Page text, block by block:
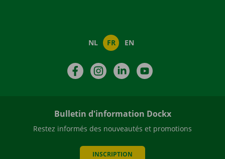
NL FR EN
FacebookInstagramLinkedIn
Bulletin d'information Dockx
Restez informés des nouveautés et promotions
INSCRIPTION